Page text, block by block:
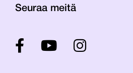
Seuraa meitä